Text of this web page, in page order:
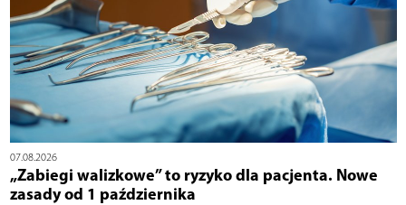
07.08.2026
„Zabiegi walizkowe” to ryzyko dla pacjenta. Nowe
zasady od 1 października